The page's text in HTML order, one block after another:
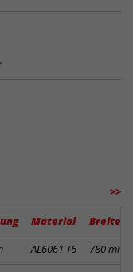
>>
Material
Breite
AL6061 T6 780 mm